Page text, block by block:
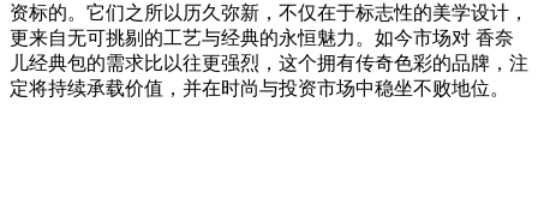
资标的。它们之所以历久弥新，不仅在于标志性的美学设计，
更来自无可挑剔的工艺与经典的永恒魅力。如今市场对 香奈
儿经典包的需求比以往更强烈，这个拥有传奇色彩的品牌，注
定将持续承载价值，并在时尚与投资市场中稳坐不败地位。